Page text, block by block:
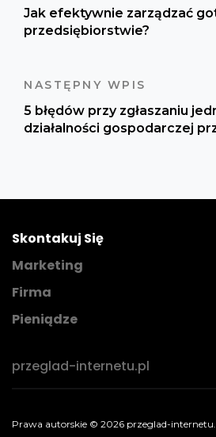
Jak efektywnie zarządzać
przedsiębiorstwie?
NASTĘPNY WPIS
5 błędów przy zgłaszaniu
działalności gospodarczej
Skontakuj Się
Marketing
Firma
Pieniądze
przeglad-internetu.pl
Prawa autorskie © 2026 przeglad-